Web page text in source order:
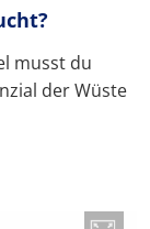
musst du
der Wüste